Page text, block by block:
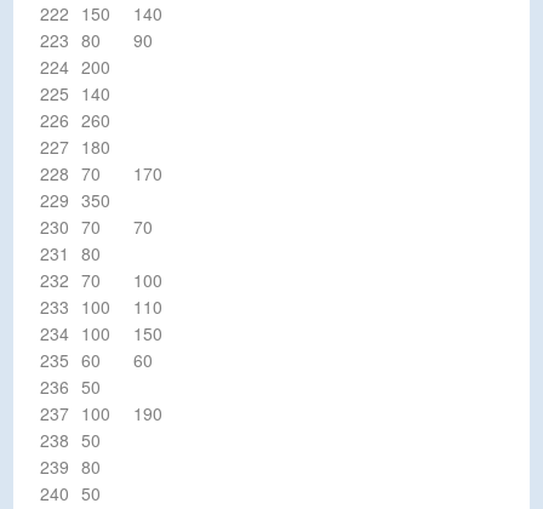
222 150
140
223 80
90
224 200
225 140
226 260
227 180
228 70
170
229 350
230 70
70
231
80
232 70
100
233 100
110
234 100
150
235 60
60
236 50
237 100
190
238 50
239 80
240 50